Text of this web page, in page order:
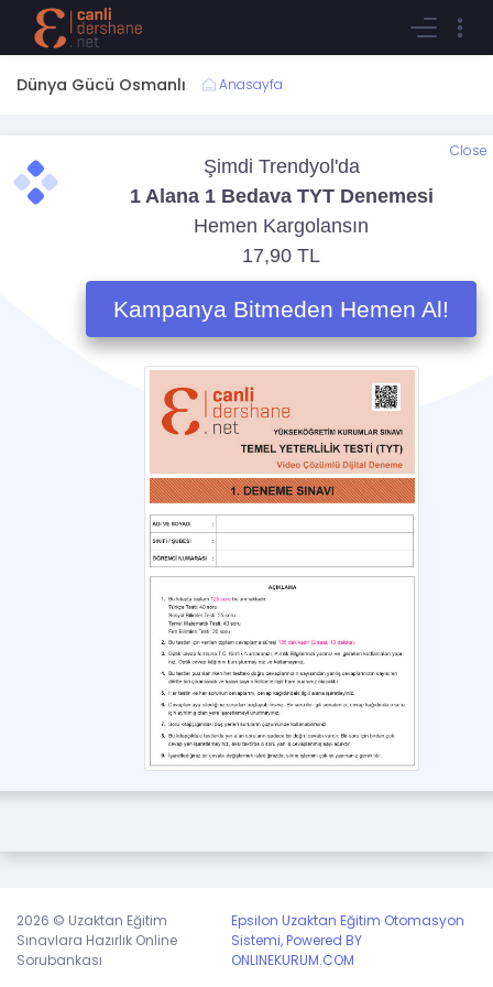
Dünya Gücü Osmanlı Anasayfa
Bu içerik sadece öğrencilerimiz içindir. Dilerseniz öğrencimiz
olmak için aşağıdaki paketlerden birine sahip olarak bu
Aylık Eğitim Aboneliği
Tüm içeriklere sınırsız erişim abonelik ücreti99 TL
İçeriği takip ederken sistem izleme
geçmişinizi/test cevaplarınızı vb sizin için tutar.
Bundan dolayı üye olmanız kendi geçmişiniz
açısından iyi olur.
giriş yapınız.
2026 © Uzaktan Eğitim
Sınavlara Hazırlık Online
Sorubankası
Epsilon Uzaktan Eğitim Otomasyon
Sistemi, Powered BY
ONLINEKURUM.COM
Close